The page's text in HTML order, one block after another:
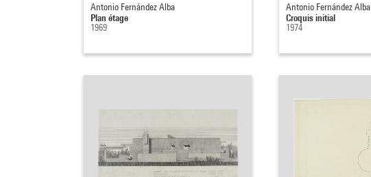
Antonio Fernández Alba
Plan étage
1969
Antonio Fernández Alba
Croquis initial
1974